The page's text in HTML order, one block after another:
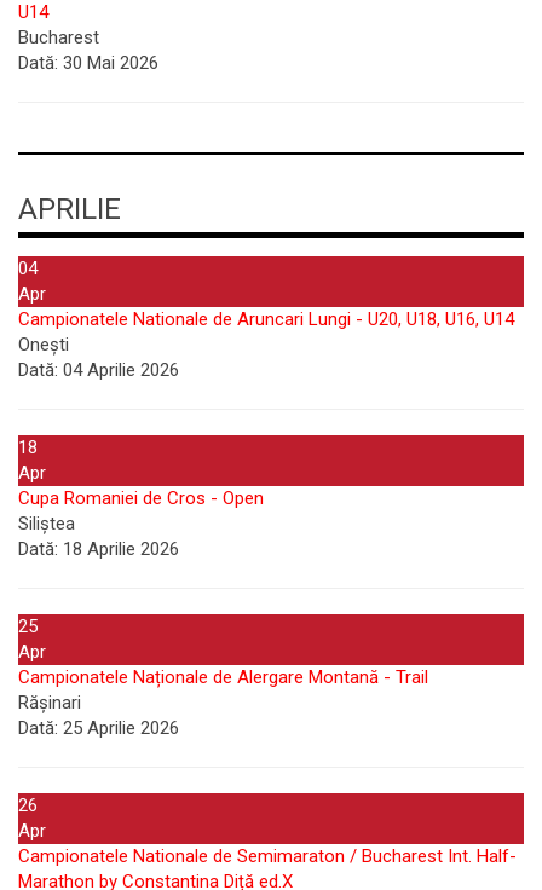
U14
Bucharest
Dată: 30 Mai 2026
APRILIE
04
Apr
Campionatele Nationale de Aruncari Lungi - U20, U18, U16, U14
Onești
Dată: 04 Aprilie 2026
18
Apr
Cupa Romaniei de Cros - Open
Siliștea
Dată: 18 Aprilie 2026
25
Apr
Campionatele Naționale de Alergare Montană - Trail
Rășinari
Dată: 25 Aprilie 2026
26
Apr
Campionatele Nationale de Semimaraton / Bucharest Int. Half-
Marathon by Constantina Diță ed.X